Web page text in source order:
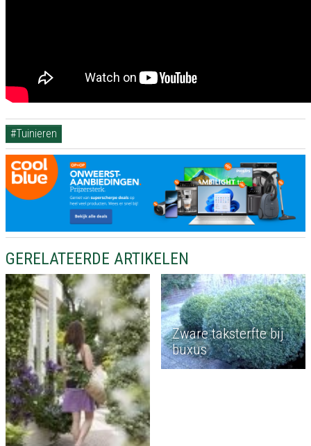
#Tuinieren
GERELATEERDE ARTIKELEN
Zware taksterfte bij
buxus